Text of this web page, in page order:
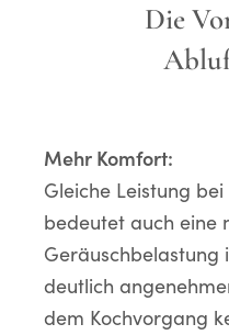
Die
Mehr Komfort:
Gleiche Leistung
bedeutet auch eine
Geräuschbelastung
deutlich
dem Kochvorgang